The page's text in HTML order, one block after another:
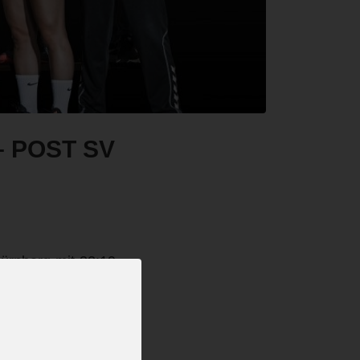
POST SV
mit 32:19
entfernt, da die